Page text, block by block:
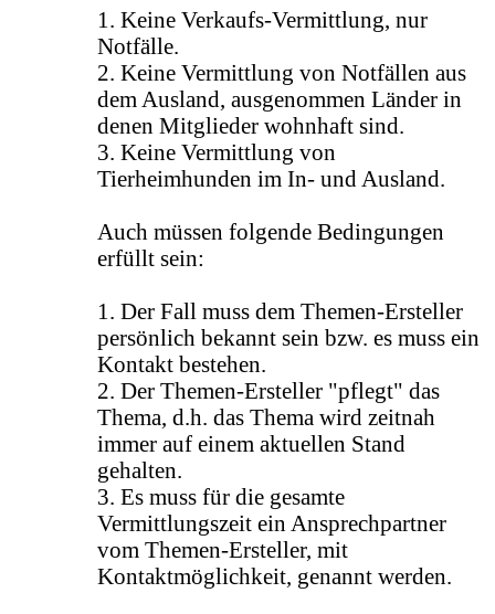
1. Keine Verkaufs-Vermittlung, nur
Notfälle.
2. Keine Vermittlung von Notfällen aus
dem Ausland, ausgenommen Länder in
denen Mitglieder wohnhaft sind.
3. Keine Vermittlung von
Tierheimhunden im In- und Ausland.
Auch müssen folgende Bedingungen
erfüllt sein:
1. Der Fall muss dem Themen-Ersteller
persönlich bekannt sein bzw. es muss ein
Kontakt bestehen.
2. Der Themen-Ersteller "pflegt" das
Thema, d.h. das Thema wird zeitnah
immer auf einem aktuellen Stand
gehalten.
3. Es muss für die gesamte
Vermittlungszeit ein Ansprechpartner
vom Themen-Ersteller, mit
Kontaktmöglichkeit, genannt werden.